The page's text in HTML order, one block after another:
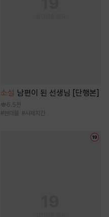
소설 남편이 된 선생님 [단행본]
6.5천
#현대물 #사제지간